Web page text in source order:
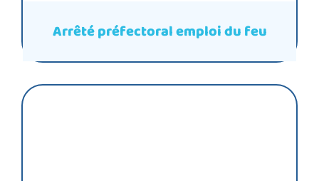
Arrêté préfectoral emploi du feu